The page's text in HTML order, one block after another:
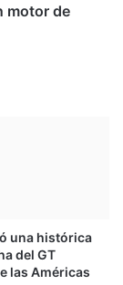
motor de
una histórica
del GT
las Américas